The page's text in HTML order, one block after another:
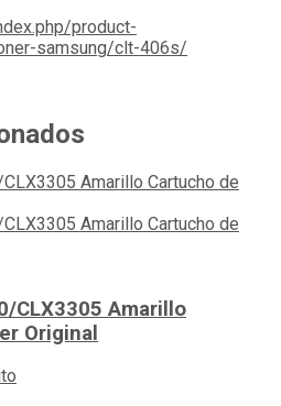
product-
samsung/clt-406s/
CLX3305 Amarillo
Original